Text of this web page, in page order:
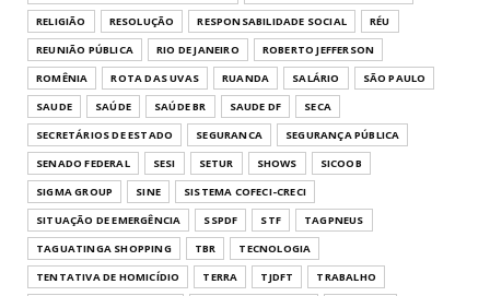
RELIGIÃO RESOLUÇÃO RESPONSABILIDADE SOCIAL
RÉU
REUNIÃO PÚBLICA
RIO DE JANEIRO
ROBERTO JEFFERSON
ROMÊNIA
ROTA DAS UVAS RUANDA SALÁRIO
SÃO PAULO
SAUDE
SAÚDE SAÚDE BR SAUDE DF
SECA
SECRETÁRIOS DE ESTADO
SEGURANCA
SEGURANÇA PÚBLICA
SENADO FEDERAL
SESI SETUR SHOWS
SICOOB
SIGMA GROUP
SINE
SISTEMA COFECI-CRECI
SITUAÇÃO DE EMERGÊNCIA
SSPDF STF
TAGPNEUS
TAGUATINGA SHOPPING
TBR
TECNOLOGIA
TENTATIVA DE HOMICÍDIO
TERRA TJDFT
TRABALHO